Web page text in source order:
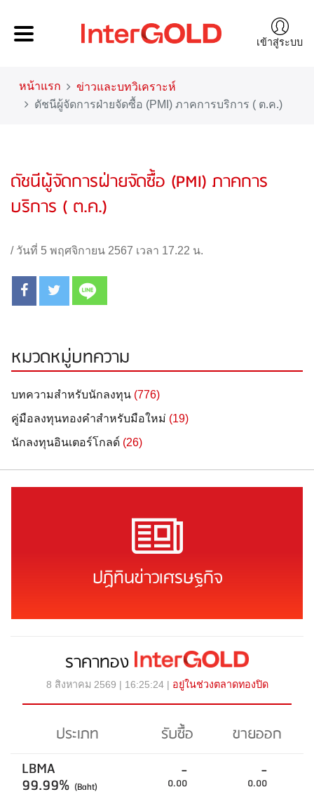
เข้าสู่ระบบ
หน้าแรก
ข่าวและบทวิเคราะห์
ดัชนีผู้จัดการฝ่ายจัดซื้อ (PMI) ภาคการบริการ ( ต.ค.)
ดัชนีผู้จัดการฝ่ายจัดซื้อ (PMI) ภาคการ
บริการ ( ต.ค.)
/ วันที่ 5 พฤศจิกายน 2567 เวลา 17.22 น.
หมวดหมู่บทความ
บทความสำหรับนักลงทุน (776)
คู่มือลงทุนทองคำสำหรับมือใหม่ (19)
นักลงทุนอินเตอร์โกลด์ (26)
ปฏิทินข่าวเศรษฐกิจ
ราคาทอง
8 สิงหาคม 2569 | 16:25:24 | อยู่ในช่วงตลาดทองปิด
ประเภท รับซื้อ
ขายออก
LBMA
99.99% (Baht)
-
0.00
-
0.00